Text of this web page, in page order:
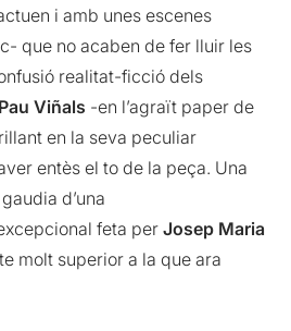
i amb unes escenes
que no acaben de fer lluir les
realitat-ficció dels
Pau Viñals -en l’agraït paper de
en la seva peculiar
entès el to de la peça. Una
d’una
feta perJosep Maria
molt superior a la que ara